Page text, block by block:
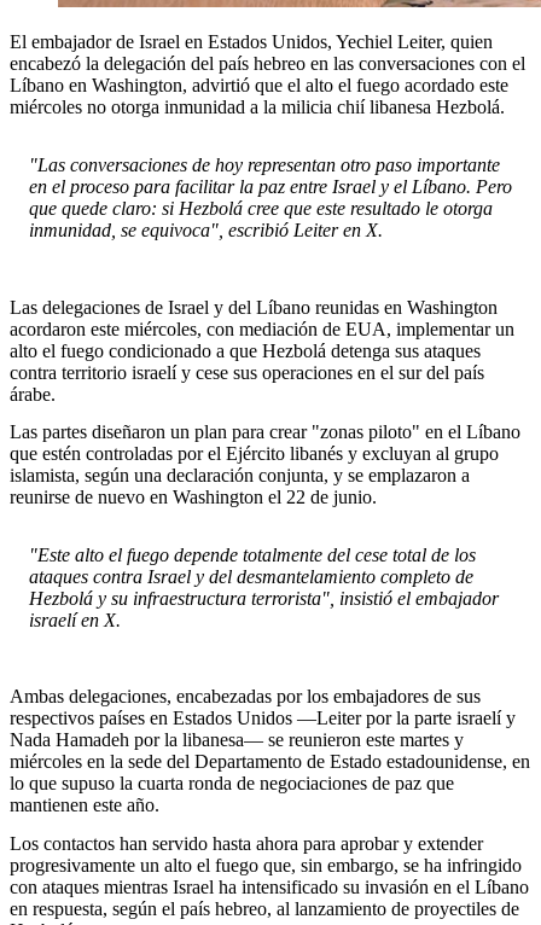
El embajador de Israel en Estados Unidos, Yechiel Leiter, quien
encabezó la delegación del país hebreo en las conversaciones con el
Líbano en Washington, advirtió que el alto el fuego acordado este
miércoles no otorga inmunidad a la milicia chií libanesa Hezbolá.
"Las conversaciones de hoy representan otro paso importante
en el proceso para facilitar la paz entre Israel y el Líbano. Pero
que quede claro: si Hezbolá cree que este resultado le otorga
inmunidad, se equivoca", escribió Leiter en X.
Las delegaciones de Israel y del Líbano reunidas en Washington
acordaron este miércoles, con mediación de EUA, implementar un
alto el fuego condicionado a que Hezbolá detenga sus ataques
contra territorio israelí y cese sus operaciones en el sur del país
árabe.
Las partes diseñaron un plan para crear "zonas piloto" en el Líbano
que estén controladas por el Ejército libanés y excluyan al grupo
islamista, según una declaración conjunta, y se emplazaron a
reunirse de nuevo en Washington el 22 de junio.
"Este alto el fuego depende totalmente del cese total de los
ataques contra Israel y del desmantelamiento completo de
Hezbolá y su infraestructura terrorista", insistió el embajador
israelí en X.
Ambas delegaciones, encabezadas por los embajadores de sus
respectivos países en Estados Unidos —Leiter por la parte israelí y
Nada Hamadeh por la libanesa— se reunieron este martes y
miércoles en la sede del Departamento de Estado estadounidense, en
lo que supuso la cuarta ronda de negociaciones de paz que
mantienen este año.
Los contactos han servido hasta ahora para aprobar y extender
progresivamente un alto el fuego que, sin embargo, se ha infringido
con ataques mientras Israel ha intensificado su invasión en el Líbano
en respuesta, según el país hebreo, al lanzamiento de proyectiles de